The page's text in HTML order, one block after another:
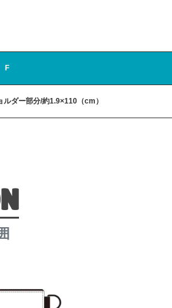
F
ダー部分/約1.9×110（cm）